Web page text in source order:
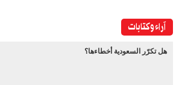
آراء وكتابات
هل تكرّر السعودية أخطاءها؟